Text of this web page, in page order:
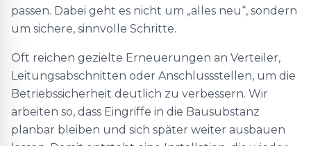
passen. Dabei geht es nicht um „alles neu“, sondern
um sichere, sinnvolle Schritte.
Oft reichen gezielte Erneuerungen an Verteiler,
Leitungsabschnitten oder Anschlussstellen, um die
Betriebssicherheit deutlich zu verbessern. Wir
arbeiten so, dass Eingriffe in die Bausubstanz
planbar bleiben und sich später weiter ausbauen